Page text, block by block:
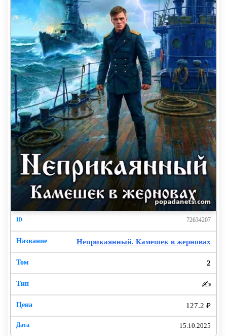
72634207
Неприкаянный. Камешек в жерновах
2
✍️
127.2 ₽
15.10.2025